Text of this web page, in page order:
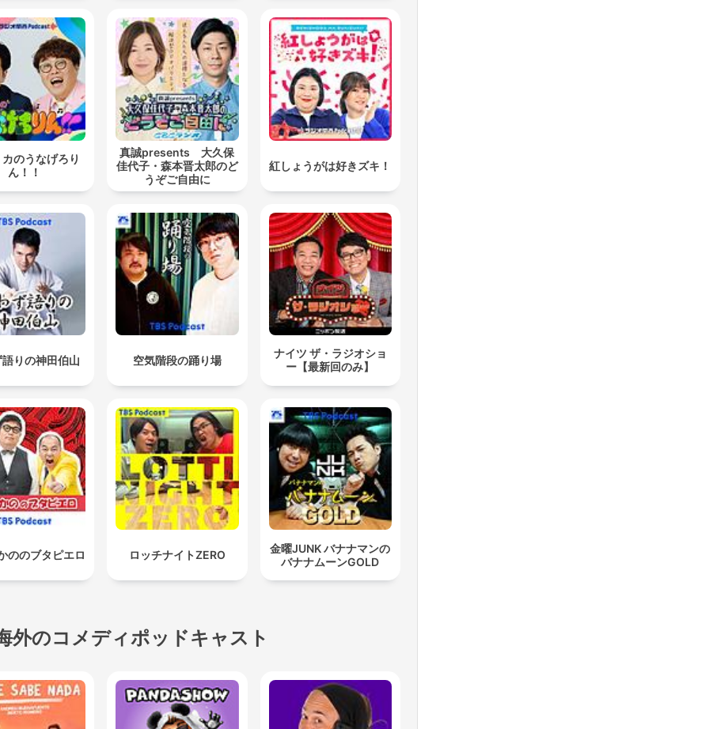
のうなげろり
ん！！
真誠presents 大久保
佳代子・森本晋太郎のど
うぞご自由に
紅しょうがは好きズキ！
りの神田伯山 空気階段の踊り場
ナイツ ザ・ラジオショ
ー【最新回のみ】
ののブタピエロ ロッチナイトZERO
金曜JUNK バナナマンの
バナナムーンGOLD
外のコメディポッドキャスト